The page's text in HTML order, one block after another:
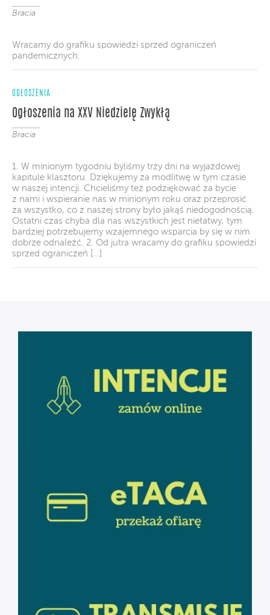
Bracia
Wracamy do grafiku spowiedzi sprzed ograniczeń
pandemicznych.
OGŁOSZENIA
Ogłoszenia na XXV Niedzielę Zwykłą
Bracia
1. W minionym tygodniu byliśmy trzy dni na wyjazdowej
kapitule klasztoru. Dziękujemy za modlitwę w tym czasie
w naszej intencji. Chcieliśmy też podziękować za bycie
z nami i wspieranie nas w minionym roku oraz przeprosić
za wszystko, co z naszej strony było jakąś niedogodnością.
Ostatni czas chyba dla nas wszystkich jest niełatwy, tym
bardziej potrzebujemy wzajemnego wsparcia by się w nim
dobrze odnaleźć. 2. Od jutra wracamy do grafiku spowiedzi
sprzed ograniczeń […]